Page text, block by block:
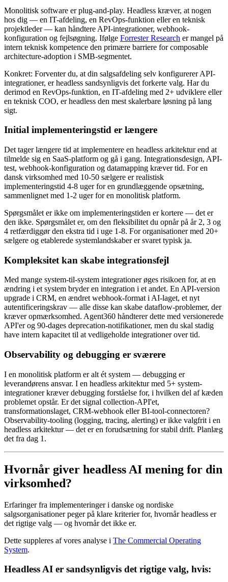
Monolitisk software er plug-and-play. Headless kræver, at nogen
hos dig — en IT-afdeling, en RevOps-funktion eller en teknisk
projektleder — kan håndtere API-integrationer, webhook-
konfiguration og fejlsøgning. Ifølge Forrester Research er mangel på
intern teknisk kompetence den primære barriere for composable
architecture-adoption i SMB-segmentet.
Konkret: Forventer du, at din salgsafdeling selv konfigurerer API-
integrationer, er headless sandsynligvis det forkerte valg. Har du
derimod en RevOps-funktion, en IT-afdeling med 2+ udviklere eller
en teknisk COO, er headless den mest skalerbare løsning på lang
sigt.
Initial implementeringstid er længere
Det tager længere tid at implementere en headless arkitektur end at
tilmelde sig en SaaS-platform og gå i gang. Integrationsdesign, API-
test, webhook-konfiguration og datamapping kræver tid. For en
dansk virksomhed med 10-50 sælgere er realistisk
implementeringstid 4-8 uger for en grundlæggende opsætning,
sammenlignet med 1-2 uger for en monolitisk platform.
Spørgsmålet er ikke om implementeringstiden er kortere — det er
den ikke. Spørgsmålet er, om den fleksibilitet du opnår på år 2, 3 og
4 retfærdiggør den ekstra tid i uge 1-8. For organisationer med 20+
sælgere og etablerede systemlandskaber er svaret typisk ja.
Kompleksitet kan skabe integrationsfejl
Med mange system-til-system integrationer øges risikoen for, at en
ændring i et system bryder en integration i et andet. En API-version
upgrade i CRM, en ændret webhook-format i AI-laget, et nyt
autentificeringskrav — alle disse kan skabe dataflow-problemer, der
kræver opmærksomhed. Agent360 håndterer dette med versionerede
API'er og 90-dages deprecation-notifikationer, men du skal stadig
have intern kapacitet til at vedligeholde integrationer over tid.
Observability og debugging er sværere
I en monolitisk platform er alt ét system — debugging er
leverandørens ansvar. I en headless arkitektur med 5+ system-
integrationer kræver debugging forståelse for, i hvilken del af kæden
problemet opstår. Er det signal collection-API'et,
transformationslaget, CRM-webhook eller BI-tool-connectoren?
Observability-tooling (logging, tracing, alerting) er ikke valgfrit i en
headless arkitektur — det er en forudsætning for stabil drift. Planlæg
det fra dag 1.
Hvornår giver headless AI mening for din
virksomhed?
Erfaringer fra implementeringer i danske og nordiske
salgsorganisationer peger på klare kriterier for, hvornår headless er
det rigtige valg — og hvornår det ikke er.
Dette suppleres af vores analyse i The Commercial Operating
System.
Headless AI er sandsynligvis det rigtige valg, hvis: